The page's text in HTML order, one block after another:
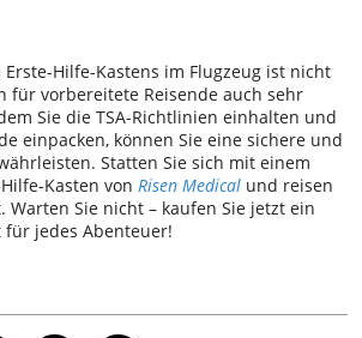
Hilfe-Kastens im Flugzeug ist nicht
für vorbereitete Reisende auch sehr
Sie die TSA-Richtlinien einhalten und
einpacken, können Sie eine sichere und
Statten Sie sich mit einem
Kasten von Risen Medical und reisen
Warten Sie nicht – kaufen Sie jetzt ein
jedes Abenteuer!